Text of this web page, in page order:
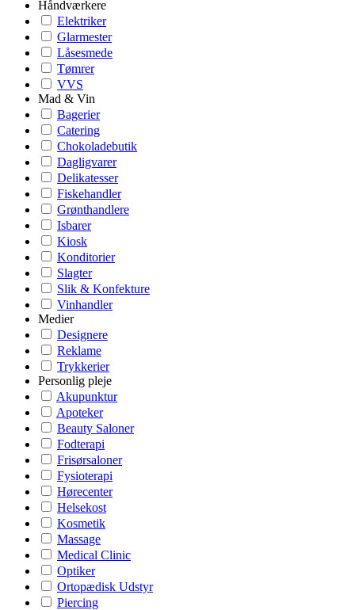
Håndværkere
Elektriker
Glarmester
Låsesmede
Tømrer
VVS
Mad & Vin
Bagerier
Catering
Chokoladebutik
Dagligvarer
Delikatesser
Fiskehandler
Grønthandlere
Isbarer
Kiosk
Konditorier
Slagter
Slik & Konfekture
Vinhandler
Medier
Designere
Reklame
Trykkerier
Personlig pleje
Akupunktur
Apoteker
Beauty Saloner
Fodterapi
Frisørsaloner
Fysioterapi
Hørecenter
Helsekost
Kosmetik
Massage
Medical Clinic
Optiker
Ortopædisk Udstyr
Piercing